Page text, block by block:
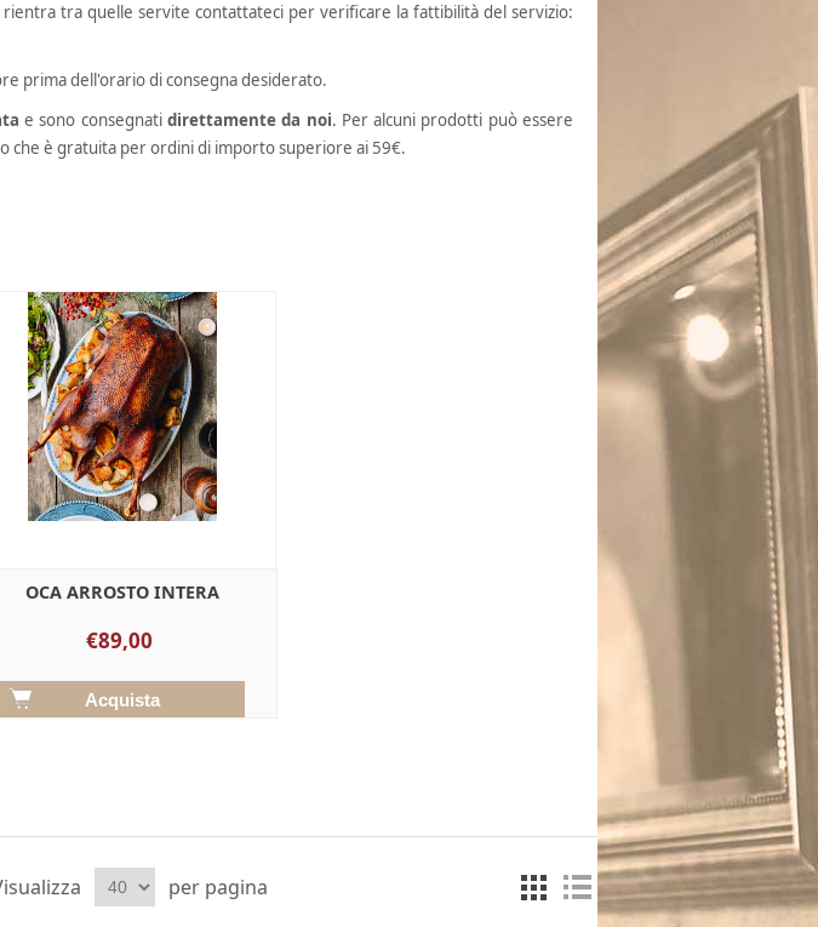
rientra tra quelle servite contattateci per verificare la fattibilità del servizio:
prima dell'orario di consegna desiderato.
e sono consegnati direttamente da noi. Per alcuni prodotti può essere
che è gratuita per ordini di importo superiore ai 59€.
OCA ARROSTO INTERA
€89,00
per pagina